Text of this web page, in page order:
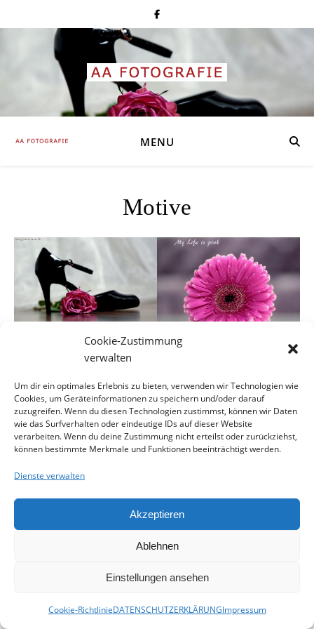
Cookie-Zustimmung
verwalten
Um dir ein optimales Erlebnis zu bieten, verwenden wir Technologien wie
Cookies, um Geräteinformationen zu speichern und/oder darauf
zuzugreifen. Wenn du diesen Technologien zustimmst, können wir Daten
wie das Surfverhalten oder eindeutige IDs auf dieser Website
verarbeiten. Wenn du deine Zustimmung nicht erteilst oder zurückziehst,
können bestimmte Merkmale und Funktionen beeinträchtigt werden.
Dienste verwalten
Akzeptieren
Ablehnen
Einstellungen ansehen
Cookie-RichtlinieDATENSCHUTZERKLÄRUNGImpressum
MENU
Motive
Datenschutzerklärung
Ashe Theme vonWP Royal